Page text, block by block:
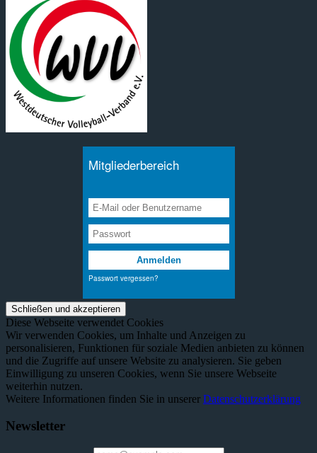
Diese Webseite verwendet Cookies
Wir verwenden Cookies, um Inhalte und Anzeigen zu
personalisieren, Funktionen für soziale Medien anbieten zu können
und die Zugriffe auf unsere Website zu analysieren. Sie geben
Einwilligung zu unseren Cookies, wenn Sie unsere Webseite
weiterhin nutzen.
Weitere Informationen finden Sie in unserer Datenschutzerklärung
Newsletter